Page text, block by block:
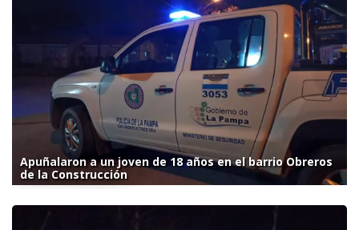
Apuñalaron a un joven de 18 años en el barrio Obreros
de la Construcción